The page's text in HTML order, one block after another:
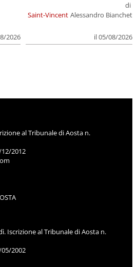
2026
Saint-Vincent
di
Alessandro Bianchet
il 05/08/2026
al Tribunale di Aosta n.
2012
Iscrizione al Tribunale di Aosta n.
2002